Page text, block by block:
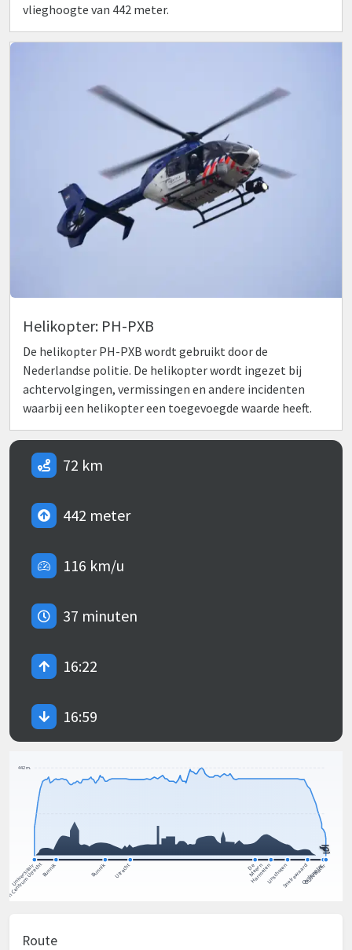
vlieghoogte van 442 meter.
Helikopter: PH-PXB
De helikopter PH-PXB wordt gebruikt door de
Nederlandse politie. De helikopter wordt ingezet bij
achtervolgingen, vermissingen en andere incidenten
waarbij een helikopter een toegevoegde waarde heeft.
72 km
442 meter
116 km/u
37 minuten
16:22
16:59
Route